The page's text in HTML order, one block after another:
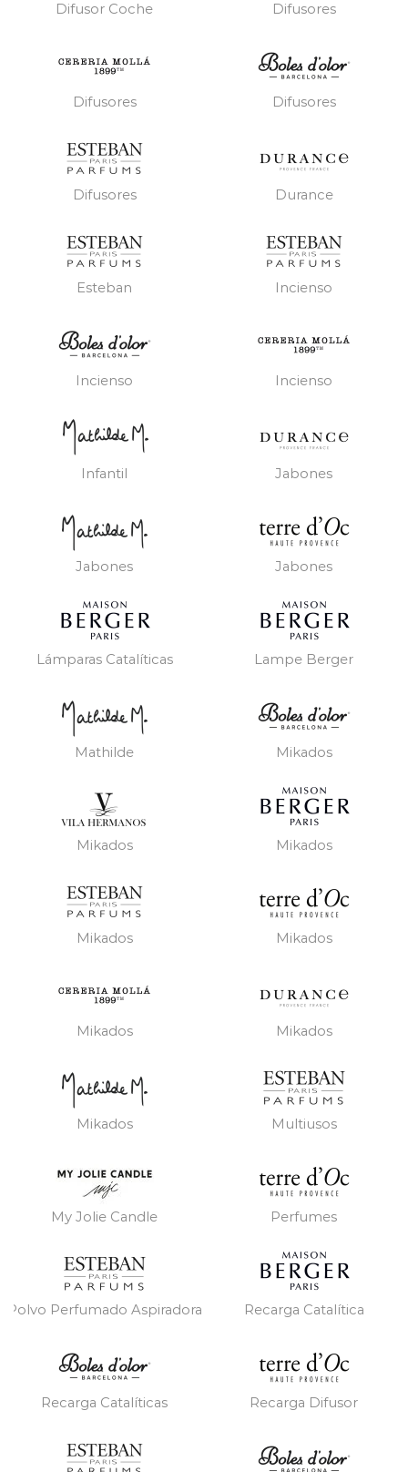
Difusor Coche Difusores
Difusores Difusores
Difusores Durance
Esteban Incienso
Incienso Incienso
Infantil Jabones
Jabones Jabones
Lámparas Catalíticas Lampe Berger
Mathilde Mikados
Mikados Mikados
Mikados Mikados
Mikados Mikados
Mikados Multiusos
My Jolie Candle Perfumes
Polvo Perfumado Aspiradora Recarga Catalítica
Recarga Catalíticas Recarga Difusor